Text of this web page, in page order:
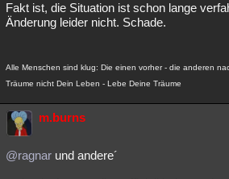
Fakt ist, die Situation ist schon lange
Änderung leider nicht. Schade.
Alle Menschen sind klug: Die einen vorher - die anderen
Träume nicht Dein Leben - Lebe Deine Träume
m.burns
@ragnar und andere´